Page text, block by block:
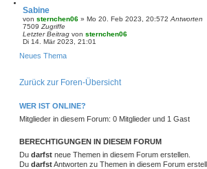
Sabine
von sternchen06 » Mo 20. Feb 2023, 20:572 Antworten
7509 Zugriffe
Letzter Beitrag von sternchen06
Di 14. Mär 2023, 21:01
Neues Thema
Zurück zur Foren-Übersicht
WER IST ONLINE?
Mitglieder in diesem Forum: 0 Mitglieder und 1 Gast
BERECHTIGUNGEN IN DIESEM FORUM
Du darfst neue Themen in diesem Forum erstellen.
Du darfstAntworten zu Themen in diesem Forum